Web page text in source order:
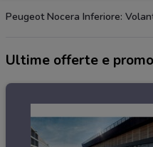
Peugeot Nocera Inferiore:
Ultime offerte e